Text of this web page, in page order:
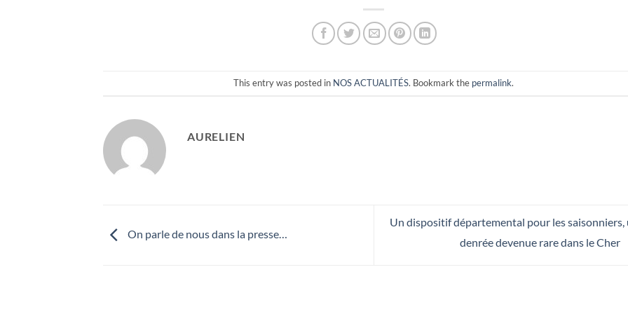
This entry was posted in NOS ACTUALITÉS. Bookmark the permalink.
AURELIEN
On parle de nous dans la presse…
Un dispositif départemental pour les saisonniers,
denrée devenue rare dans le Cher